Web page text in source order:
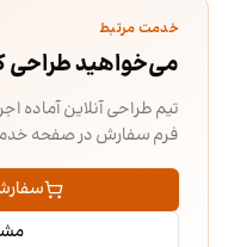
خدمت مرتبط
می‌خواهید
تیم طراحی آنلاین آماده
فرم سفارش در صفحه